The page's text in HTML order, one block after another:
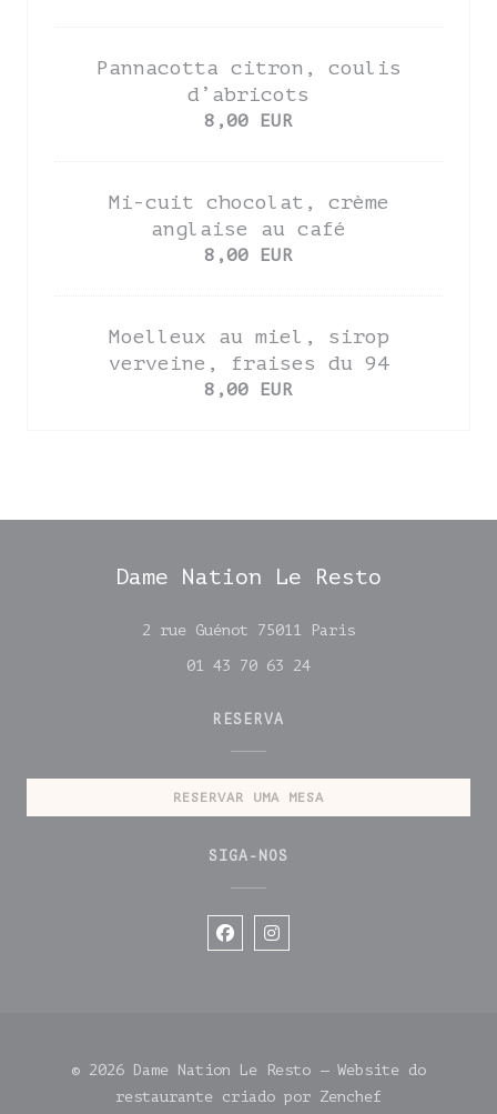
Pannacotta citron, coulis
d’abricots
8,00 EUR
Mi-cuit chocolat, crème
anglaise au café
8,00 EUR
Moelleux au miel, sirop
verveine, fraises du 94
8,00 EUR
Dame Nation Le Resto
2 rue Guénot 75011 Paris((abre numa
01 43 70 63 24
RESERVA
RESERVAR UMA MESA
SIGA-NOS
Facebook ((abre numa
Instagram ((abre
© 2026 Dame Nation Le Resto — Website do
restaurante criado por Zenchef